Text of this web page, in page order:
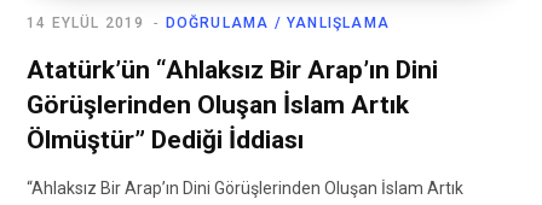
DOĞRULAMA / YANLIŞLAMA
14 EYLÜL 2019
Atatürk’ün “Ahlaksız Bir Arap’ın Dini
Görüşlerinden Oluşan İslam Artık
Ölmüştür” Dediği İddiası
“Ahlaksız Bir Arap’ın Dini Görüşlerinden Oluşan İslam Artık